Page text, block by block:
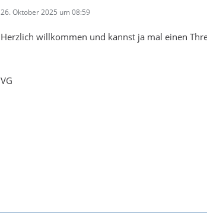
26. Oktober 2025 um 08:59
Herzlich willkommen und kannst ja mal einen
VG